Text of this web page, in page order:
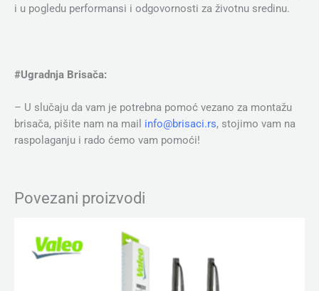
i u pogledu performansi i odgovornosti za životnu sredinu.
#Ugradnja Brisača:
– U slučaju da vam je potrebna pomoć vezano za montažu
brisača, pišite nam na mail info@brisaci.rs, stojimo vam na
raspolaganju i rado ćemo vam pomoći!
Povezani proizvodi